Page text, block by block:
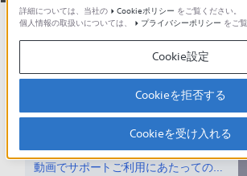
製品に関する
お知らせ
ご意見箱 ／改善事例紹介
動画でサポートご利用にあたってのお願い
詳細については、当社の
Cookieポリシー をご覧ください。
個人情報の取扱いについては、
プライバシーポリシー をご
Cookie設定
Cookieを拒否する
Cookieを受け入れる